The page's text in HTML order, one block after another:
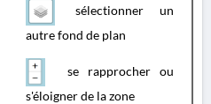
sélectionner un
autre fond de plan
se rapprocher ou
s'éloigner de la zone